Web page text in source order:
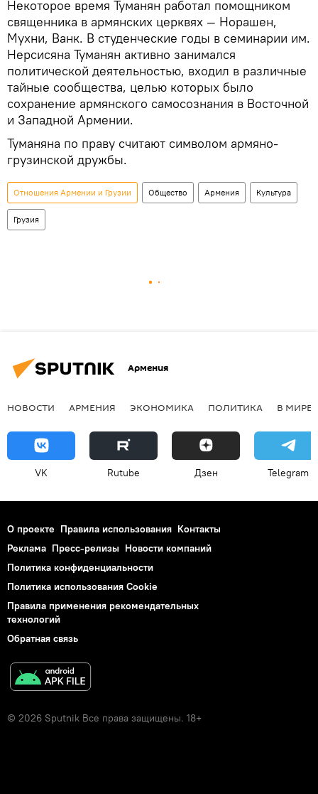
Некоторое время Туманян работал помощником
священника в армянских церквях — Норашен,
Мухни, Ванк. В студенческие годы в семинарии им.
Нерсисяна Туманян активно занимался
политической деятельностью, входил в различные
тайные сообщества, целью которых было
сохранение армянского самосознания в Восточной
и Западной Армении.
Туманяна по праву считают символом армяно-
грузинской дружбы.
Отношения Армении и Грузии Общество Армения Культура
Грузия
Армения
НОВОСТИ АРМЕНИЯ ЭКОНОМИКА ПОЛИТИКА В МИРЕ
VK Rutube Дзен Telegram
О проекте Правила использования Контакты
Реклама Пресс-релизы Новости компаний
Политика конфиденциальности
Политика использования Cookie
Правила применения рекомендательных
технологий
Обратная связь
© 2026 Sputnik Все права защищены. 18+